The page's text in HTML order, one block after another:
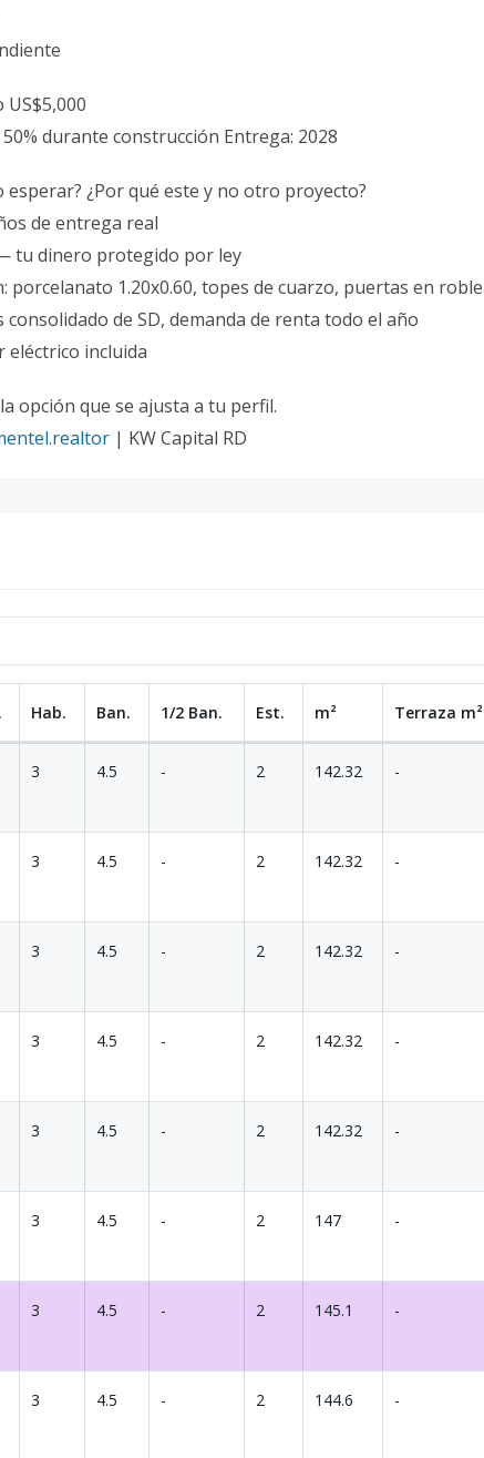
durante construcción Entrega: 2028
¿Por qué este y no otro proyecto?
de entrega real
— tu dinero protegido por ley
porcelanato 1.20x0.60, topes de cuarzo, puertas en roble
consolidado de SD, demanda de renta todo el año
eléctrico incluida
opción que se ajusta a tu perfil.
| KW Capital RD
Hab. Ban. 1/2 Ban. Est. m² Terraza m²
3 4.5 - 2 142.32 -
3 4.5 - 2 142.32 -
3 4.5 - 2 142.32 -
3 4.5 - 2 142.32 -
3 4.5 - 2 142.32 -
3 4.5 - 2 147 -
3 4.5 - 2 145.1 -
3 4.5 - 2 144.6 -